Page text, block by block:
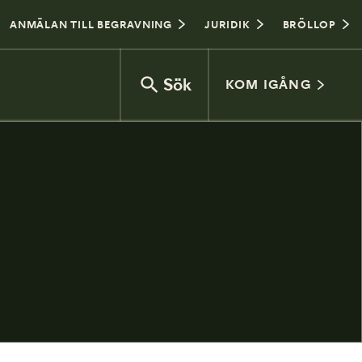
ANMÄLAN TILL BEGRAVNING JURIDIK BRÖLLOP
Sök KOM IGÅNG
Vanliga frågor